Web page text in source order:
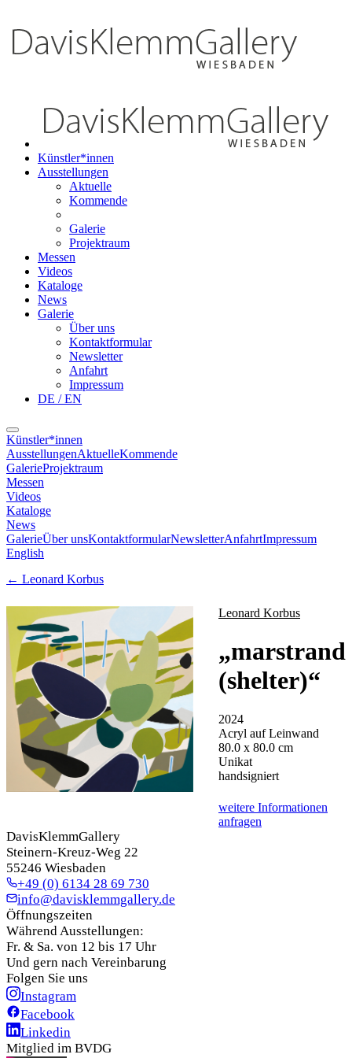
Künstler*innen
Ausstellungen
Aktuelle
Kommende
Galerie
Projektraum
Messen
Videos
Kataloge
News
Galerie
Über uns
Kontaktformular
Newsletter
Anfahrt
Impressum
DE / EN
Künstler*innen
AusstellungenAktuelleKommende
GalerieProjektraum
Messen
Videos
Kataloge
News
GalerieÜber unsKontaktformularNewsletterAnfahrtImpressum
English
← Leonard Korbus
Leonard Korbus
„marstrand
(shelter)“
2024
Acryl auf Leinwand
80.0 x 80.0 cm
Unikat
handsigniert
weitere Informationen
anfragen
DavisKlemmGallery
Steinern-Kreuz-Weg 22
55246 Wiesbaden
+49 (0) 6134 28 69 730
info@davisklemmgallery.de
Öffnungszeiten
Während Ausstellungen:
Fr. & Sa. von 12 bis 17 Uhr
Und gern nach Vereinbarung
Folgen Sie uns
Instagram
Facebook
Linkedin
Mitglied im BVDG